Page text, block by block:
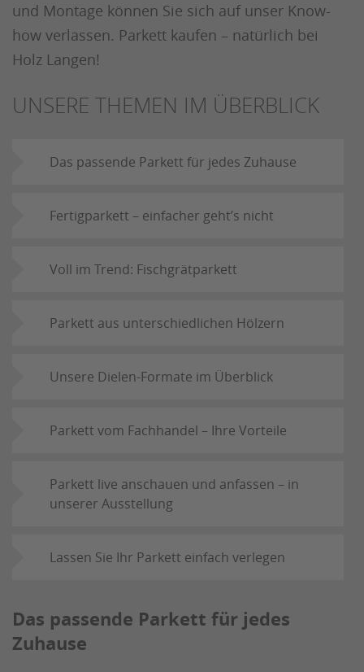
und Montage können Sie sich auf unser Know-
how verlassen. Parkett kaufen – natürlich bei
Holz Langen!
UNSERE THEMEN IM ÜBERBLICK
Das passende Parkett für jedes Zuhause
Fertigparkett – einfacher geht’s nicht
Voll im Trend: Fischgrätparkett
Parkett aus unterschiedlichen Hölzern
Unsere Dielen-Formate im Überblick
Parkett vom Fachhandel – Ihre Vorteile
Parkett live anschauen und anfassen – in
unserer Ausstellung
Lassen Sie Ihr Parkett einfach verlegen
Das passende Parkett für jedes
Zuhause